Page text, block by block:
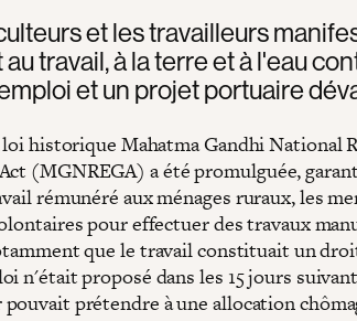
et les travailleurs
travail, à la terre et à l'eau
et un projet portuaire
loi historique Mahatma Gandhi National
(MGNREGA) a été promulguée,
rémunéré aux ménages ruraux, les
pour effectuer des travaux
que le travail constituait un
n'était proposé dans les 15 jours
pouvait prétendre à une allocation